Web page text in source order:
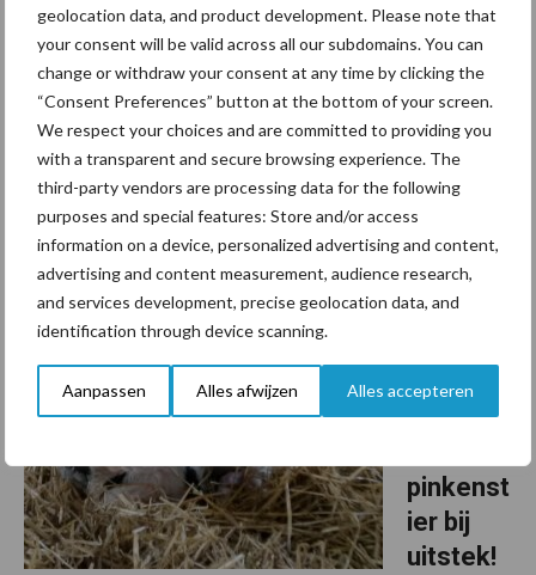
geolocation data, and product development. Please note that
your consent will be valid across all our subdomains. You can
change or withdraw your consent at any time by clicking the
“Consent Preferences” button at the bottom of your screen.
We respect your choices and are committed to providing you
with a transparent and secure browsing experience. The
third-party vendors are processing data for the following
purposes and special features: Store and/or access
information on a device, personalized advertising and content,
advertising and content measurement, audience research,
and services development, precise geolocation data, and
identification through device scanning.
Aanpassen Alles afwijzen Alles accepteren
breedte
en
balans?
El Grande!
Sandy-Valley El Grande is uw topkeuze als u op zoek bent naar
breedte, kracht en balans! En met zoveel meer kwaliteiten!
in de top van de TPI ranglijst met ...
Lees meer
partner AI
Total
Saturn,
pinkenst
ier bij
uitstek!
22 september 2023